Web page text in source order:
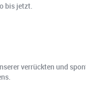
bis jetzt.
verrückten und